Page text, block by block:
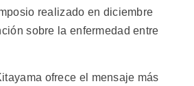
realizado en diciembre
sobre la enfermedad entre
ofrece el mensaje más